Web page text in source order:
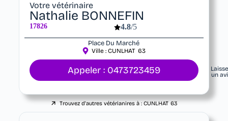
Votre vétérinaire
Nathalie BONNEFIN
17826 4.8/5
Place Du Marché
Ville :CUNLHAT 63
Appeler : 0473723459
un
Trouvez d'autres vétérianires à :CUNLHAT 63